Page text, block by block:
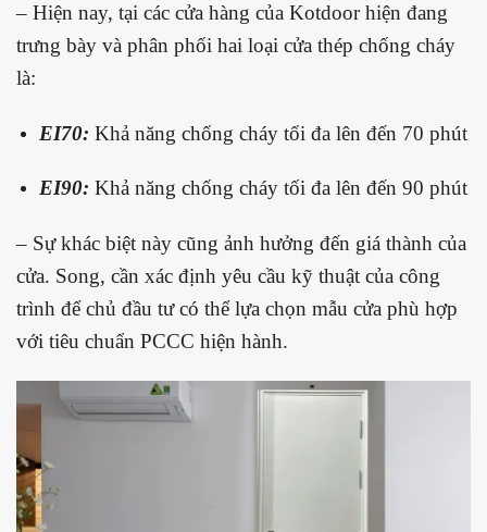
– Hiện nay, tại các cửa hàng của Kotdoor hiện đang
trưng bày và phân phối hai loại cửa thép chống cháy
là:
EI70: Khả năng chống cháy tối đa lên đến 70 phút
EI90: Khả năng chống cháy tối đa lên đến 90 phút
– Sự khác biệt này cũng ảnh hưởng đến giá thành của
cửa. Song, cần xác định yêu cầu kỹ thuật của công
trình để chủ đầu tư có thể lựa chọn mẫu cửa phù hợp
với tiêu chuẩn PCCC hiện hành.